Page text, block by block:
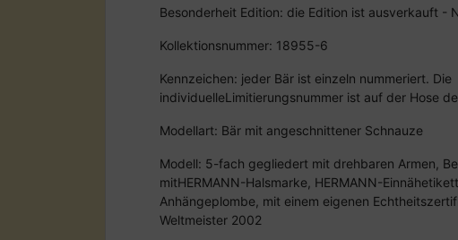
Besonderheit Edition: die Edition ist ausverkauft -
Kollektionsnummer: 18955-6
Kennzeichen: jeder Bär ist einzeln nummeriert. Die
individuelleLimitierungsnummer ist auf der Hose
Modellart: Bär mit angeschnittener Schnauze
Modell: 5-fach gegliedert mit drehbaren Armen,
mitHERMANN-Halsmarke, HERMANN-
Anhängeplombe, mit einem eigenen
Weltmeister 2002